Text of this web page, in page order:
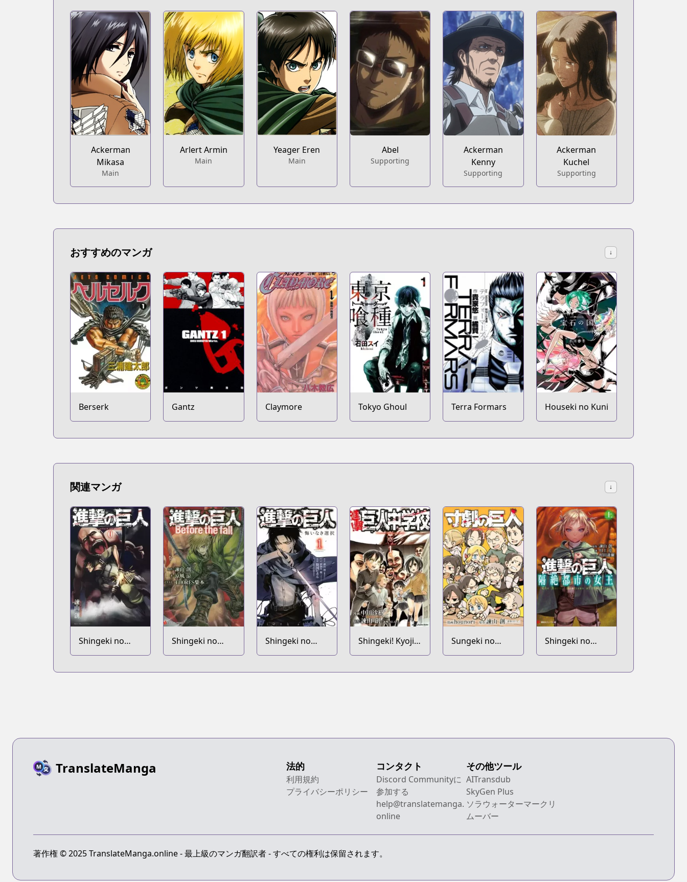
Official English
Official English
https://comics.inkr.com/title/409-attack-on-titan?utm_source=mgd
Ackerman
Mikasa
Main
Arlert Armin
Main
Yeager Eren
Main
Abel
Supporting
Ackerman
Kenny
Supporting
Ackerman
Kuchel
Supporting
おすすめのマンガ ↓
Berserk Gantz Claymore Tokyo Ghoul Terra Formars Houseki no Kuni
関連マンガ ↓
Shingeki no
Kyojin Volume 0
Shingeki no
Kyojin: Before
Shingeki no
Kyojin: Kuinaki
Shingeki! Kyojin
Chuugakkou
Sungeki no
Kyojin
Shingeki no
Kyojin:
TranslateManga 法的
利用規約
プライバシーポリシー
コンタクト
Discord Communityに
参加する
help@translatemanga.
online
その他ツール
AITransdub
SkyGen Plus
ソラウォーターマークリ
ムーバー
著作権 © 2025 TranslateManga.online - 最上級のマンガ翻訳者 - すべての権利は保留されます。